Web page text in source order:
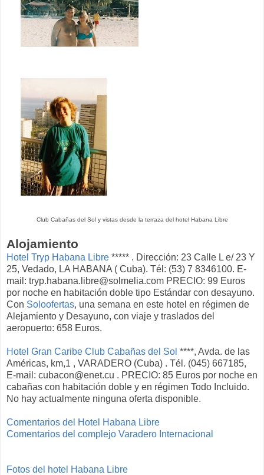
Club Cabañas del Sol y vistas desde la terraza del hotel Habana Libre
Alojamiento
Hotel Tryp Habana Libre ***** . Dirección: 23 Calle L e/ 23 Y
25, Vedado, LA HABANA ( Cuba). Tél: (53) 7 8346100. E-
mail: tryp.habana.libre@solmelia.com PRECIO: 99 Euros
por noche en habitación doble tipo Estándar con desayuno.
Con Soloofertas, una semana en este hotel en régimen de
Alejamiento y Desayuno, con viaje y traslados del
aeropuerto: 658 Euros.
Hotel Gran Caribe Club Cabañas del Sol ****, Avda. de las
Américas, km,1 , VARADERO (Cuba) . Tél. (045) 667185,
E-mail: cubacon@enet.cu . PRECIO: 85 Euros por noche en
cabañas con habitación doble y en régimen Todo Incluido.
No hay actualmente ninguna oferta disponible.
Comentarios del Hotel Habana Libre
Comentarios del complejo Varadero Internacional
Fotos del hotel Habana Libre